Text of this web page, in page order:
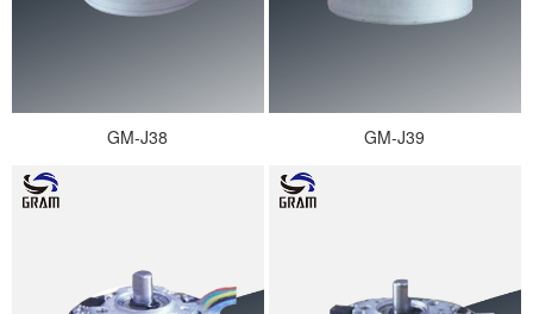
GM-J38 GM-J39